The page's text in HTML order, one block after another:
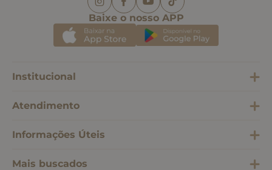
Baixe o nosso APP
Institucional
Atendimento
Informações Úteis
Mais buscados